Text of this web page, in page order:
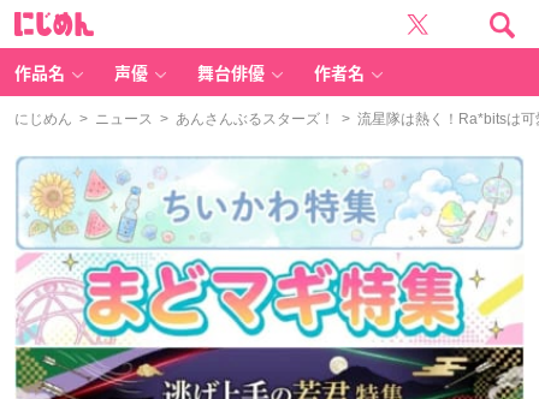
作品名 声優 舞台俳優 作者名
にじめん > ニュース > あんさんぶるスターズ！ > 流星隊は熱く！Ra*bitsは可